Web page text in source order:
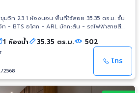
มวิท 23 1 ห้องนอน พื้นที่ใช้สอย 35.35 ตร.ม. ชั้น
รินทรวิโรฒ ประสานมิตร - รพ. ม.แม่ฟ้าหลวง -
1 ห้องน้ำ 35.35 ตร.ม. 502
2568
โทร